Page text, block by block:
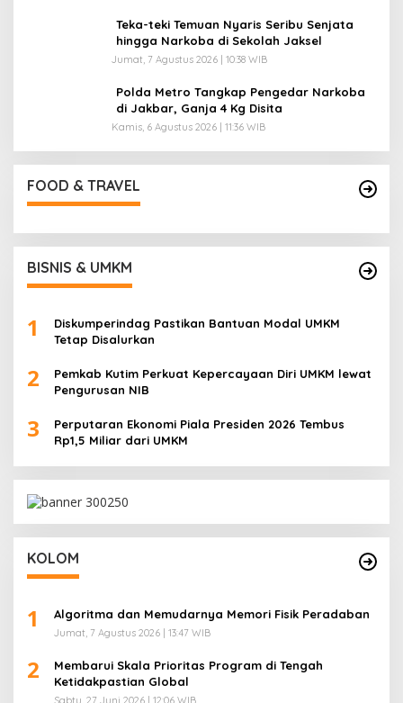
Teka-teki Temuan Nyaris Seribu Senjata
hingga Narkoba di Sekolah Jaksel
Jumat, 7 Agustus 2026 | 10:38 WIB
Polda Metro Tangkap Pengedar Narkoba
di Jakbar, Ganja 4 Kg Disita
Kamis, 6 Agustus 2026 | 11:36 WIB
FOOD & TRAVEL
BISNIS & UMKM
1
Diskumperindag Pastikan Bantuan Modal UMKM
Tetap Disalurkan
2
Pemkab Kutim Perkuat Kepercayaan Diri UMKM lewat
Pengurusan NIB
3
Perputaran Ekonomi Piala Presiden 2026 Tembus
Rp1,5 Miliar dari UMKM
KOLOM
1 Algoritma dan Memudarnya Memori Fisik Peradaban
Jumat, 7 Agustus 2026 | 13:47 WIB
2
Membarui Skala Prioritas Program di Tengah
Ketidakpastian Global
Sabtu, 27 Juni 2026 | 12:06 WIB